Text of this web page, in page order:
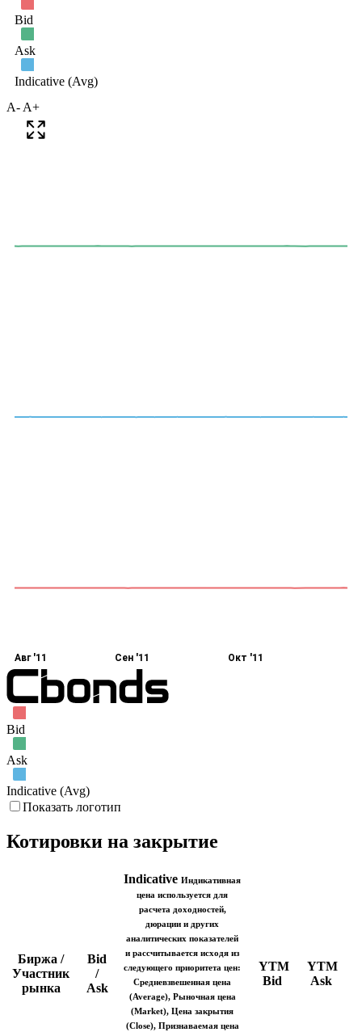
A- A+
Авг '11 Сен '11 Окт '11
Bid
Ask
Indicative (Avg)
Показать логотип
Котировки на закрытие
Биржа /
Участник
рынка
Bid
/
Ask
Indicative Индикативная
цена используется для
расчета доходностей,
дюрации и других
аналитических показателей
и рассчитывается исходя из
следующего приоритета цен:
Средневзвешенная цена
(Average), Рыночная цена
(Market), Цена закрытия
(Close), Признаваемая цена
YTM
Bid
YTM
Ask